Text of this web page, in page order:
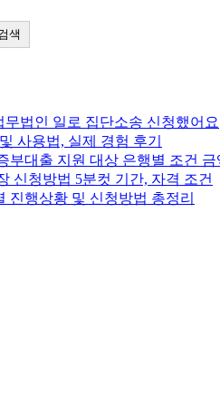
색
무법인 일로 집단소송 신청했어요
사용법, 실제 경험 후기
부대출 지원 대상 은행별 조건 금
신청방법 5분컷 기간, 자격 조건
진행상황 및 신청방법 총정리